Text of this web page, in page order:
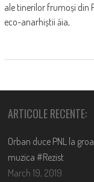
ale tinerilor frumoși din
eco-anarhiștii ăia,
ARTICOLE RECENTE:
Orban duce PNL la
muzica #Rezist
March 19, 2019